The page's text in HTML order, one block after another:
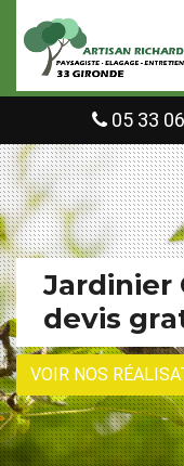
05 33
Jardinier
devis
VOIR NOS